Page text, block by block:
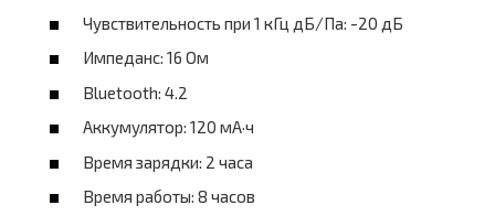
Чувствительность при 1 кГц дБ/Па: -20 дБ
Импеданс: 16 Ом
Bluetooth: 4.2
Аккумулятор: 120 мА·ч
Время зарядки: 2 часа
Время работы: 8 часов